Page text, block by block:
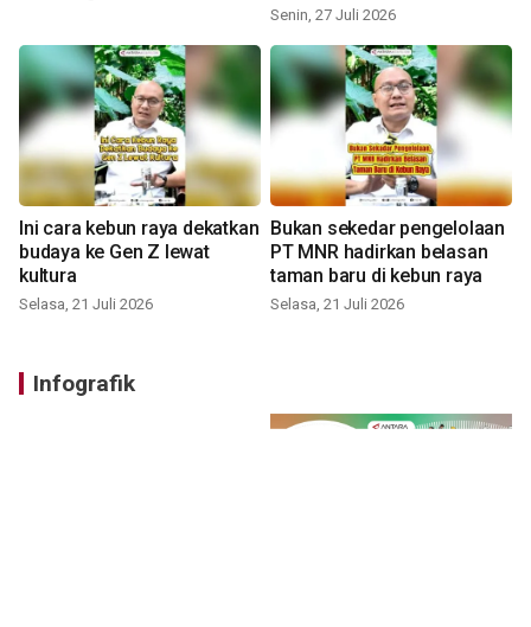
Senin, 27 Juli 2026
Ini cara kebun raya dekatkan
budaya ke Gen Z lewat
kultura
Selasa, 21 Juli 2026
Bukan sekedar pengelolaan
PT MNR hadirkan belasan
taman baru di kebun raya
Selasa, 21 Juli 2026
Infografik